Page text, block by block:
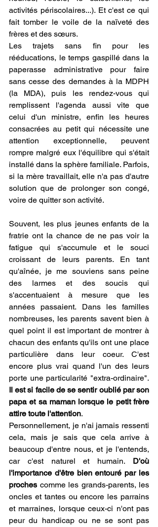
activités périscolaires...). Et c'est ce qui
fait tomber le voile de la naïveté des
frères et des sœurs.
Les trajets sans fin pour les
rééducations, le temps gaspillé dans la
paperasse administrative pour faire
sans cesse des demandes à la MDPH
(la MDA), puis les rendez-vous qui
remplissent l'agenda aussi vite que
celui d'un ministre, enfin les heures
consacrées au petit qui nécessite une
attention exceptionnelle, peuvent
rompre malgré eux l'équilibre qui s'était
installé dans la sphère familiale. Parfois,
si la mère travaillait, elle n'a pas d'autre
solution que de prolonger son congé,
voire de quitter son activité.
Souvent, les plus jeunes enfants de la
fratrie ont la chance de ne pas voir la
fatigue qui s'accumule et le souci
croissant de leurs parents. En tant
qu'aînée, je me souviens sans peine
des larmes et des soucis qui
s'accentuaient à mesure que les
années passaient. Dans les familles
nombreuses, les parents savent bien à
quel point il est important de montrer à
chacun des enfants qu'ils ont une place
particulière dans leur coeur. C'est
encore plus vrai quand l'un des leurs
Il est si facile de se sentir oublié par son
papa et sa maman lorsque le petit frère
attire toute l'attention.
Personnellement, je n'ai jamais ressenti
cela, mais je sais que cela arrive à
beaucoup d'entre nous, et je l'entends,
car c'est naturel et humain. D'où
l'importance d'être bien entouré par les
proches comme les grands-parents, les
oncles et tantes ou encore les parrains
et marraines, lorsque ceux-ci n'ont pas
peur du handicap ou ne se sont pas